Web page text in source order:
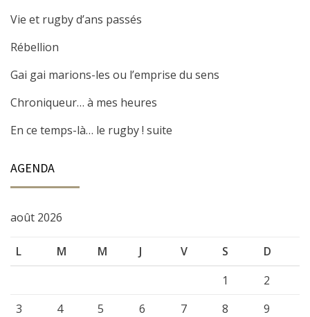
Vie et rugby d’ans passés
Rébellion
Gai gai marions-les ou l’emprise du sens
Chroniqueur… à mes heures
En ce temps-là… le rugby ! suite
AGENDA
août 2026
L M M J V S
D
1
2
3
4 5 6 7 8
9